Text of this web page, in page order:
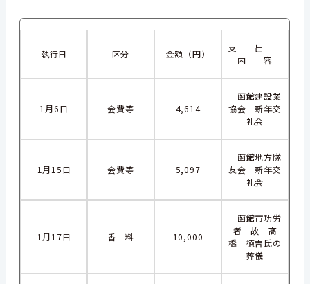
執行日 区分 金額（円）
支 出
内 容
1月6日 会費等 4,614
函館建設業
協会 新年交
礼会
1月15日 会費等 5,097
函館地方隊
友会 新年交
礼会
1月17日 香 料 10,000
函館市功労
者 故 髙
橋 徳吉氏の
葬儀